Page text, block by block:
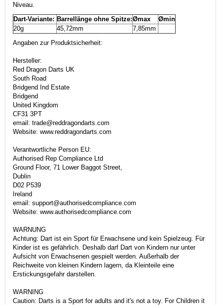
Niveau.
Dart-Variante: Barrellänge ohne Spitze:Ømax
Ømin
20g
45,72mm
7,85mm
Angaben zur Produktsicherheit:
Hersteller:
Red Dragon Darts UK
South Road
Bridgend Ind Estate
Bridgend
United Kingdom
CF31 3PT
email: trade@reddragondarts.com
Website: www.reddragondarts.com
Verantwortliche Person EU:
Authorised Rep Compliance Ltd
Ground Floor, 71 Lower Baggot Street,
Dublin
D02 P539
Ireland
email: support@authorisedcompliance.com
Website: www.authorisedcompliance.com
WARNUNG
Achtung: Dart ist ein Sport für Erwachsene und kein Spielzeug. Für
Kinder ist es gefährlich. Deshalb darf Dart von Kindern nur unter
Aufsicht von Erwachsenen gespielt werden. Außerhalb der
Reichweite von kleinen Kindern lagern, da Kleinteile eine
Erstickungsgefahr darstellen.
WARNING
Caution: Darts is a Sport for adults and it's not a toy. For Children it